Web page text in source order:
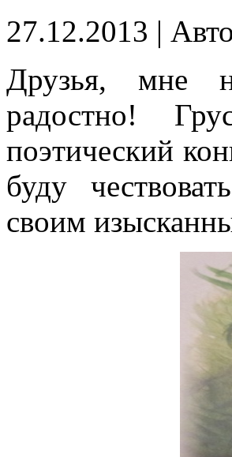
27.12.2013 |
Друзья, мне
радостно!
поэтический
буду
своим